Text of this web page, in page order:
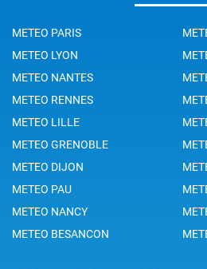
METEO PARIS
METEO LYON
METEO NANTES
METEO RENNES
METEO LILLE
METEO GRENOBLE
METEO DIJON
METEO PAU
METEO NANCY
METEO BESANCON